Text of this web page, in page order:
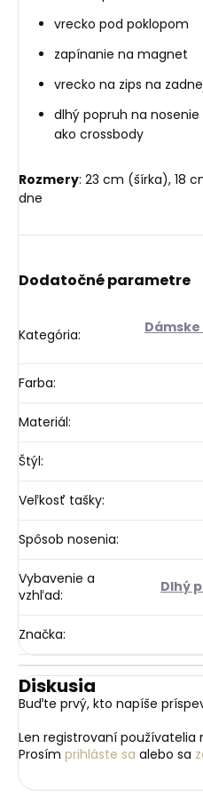
vrecko pod poklopom
zapínanie na magnet
vrecko na zips na
dlhý popruh na
ako crossbody
Rozmery: 23 cm (šírka), 18
dne
Dodatočné parametre
Kategória:
Farba:
Materiál:
Štýl:
Veľkosť tašky:
Spôsob nosenia:
Vybavenie a
vzhľad: Dlhý
Značka:
Diskusia
Buďte prvý, kto napíše
Len registrovaní používatelia
Prosím prihláste sa alebo sa